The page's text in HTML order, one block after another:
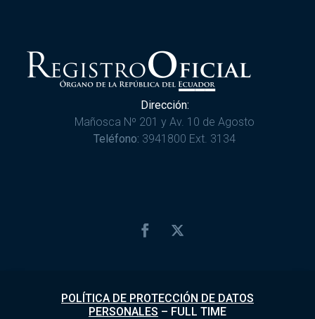
Dirección:
Mañosca Nº 201 y Av. 10 de Agosto
Teléfono: 3941800 Ext. 3134
POLÍTICA DE PROTECCIÓN DE DATOS
PERSONALES – FULL TIME